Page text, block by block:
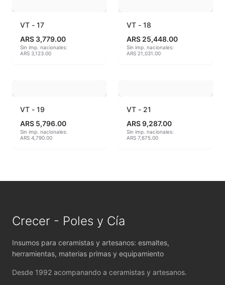
MAYCO DESIGNER LINER
MAYCO DUNCAN ACCESSORIES
MAYCO E & E CHUNKIES
MAYCO ENGOBE
MAYCO FOUNDATIONS MATTE
MAYCO FOUNDATIONS SHEER
MAYCO FUNDAMENTALS UNDERGLAZES
MAYCO JUNGLE GEMS
VT - 17
ARS 3,779.00
Sin imp. nacionales:
ARS 3,123.00
VT - 18
ARS 25,448.00
Sin imp. nacionales:
ARS 21,031.00
VT - 19
ARS 5,796.00
Sin imp. nacionales:
ARS 4,790.00
VT - 21
ARS 9,287.00
Sin imp. nacionales:
ARS 7,675.00
Crecer - Poles y Cía
Insumos para ceramistas y artesanos: esmaltes,
herramientas, materias primas y equipamiento
Desde 1992 acompanando a ceramistas y artesanos.